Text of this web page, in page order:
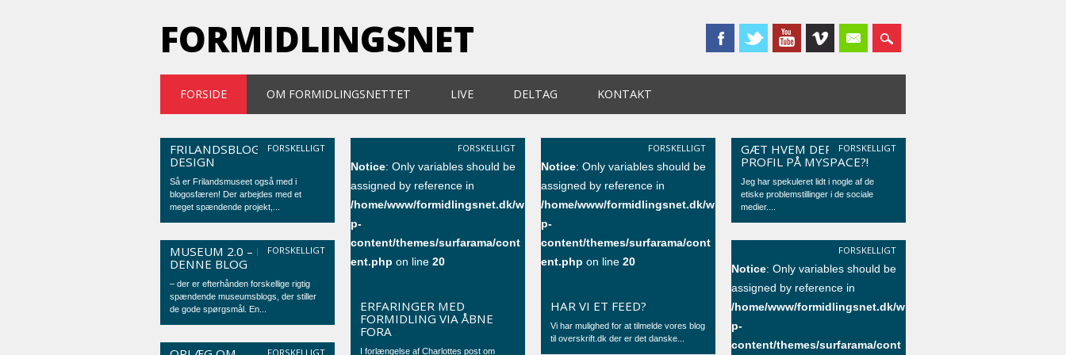
FORMIDLINGSNET
Main menu
FORSIDE OM FORMIDLINGSNETTET LIVE DELTAG KONTAKT
FORSKELLIGT
FRILANDSBLOG OM
DESIGN
Så er Frilandsmuseet også med i
blogosfæren! Der arbejdes med et
meget spændende projekt,...
Notice: Only variables should be
assigned by reference in
/home/www/formidlingsnet.dk/w
p-
content/themes/surfarama/cont
ent.php on line20
FORSKELLIGT
ERFARINGER MED
FORMIDLING VIA ÅBNE
FORA
I forlængelse af Charlottes post om
Notice: Only variables should be
assigned by reference in
/home/www/formidlingsnet.dk/w
p-
content/themes/surfarama/cont
ent.php on line20
FORSKELLIGT
HAR VI ET FEED?
Vi har mulighed for at tilmelde vores blog
til overskrift.dk der er det danske...
FORSKELLIGT
GÆT HVEM DER HAR
PROFIL PÅ MYSPACE?!
Jeg har spekuleret lidt i nogle af de
etiske problemstillinger i de sociale
medier....
FORSKELLIGT
MUSEUM 2.0 – KIG FORBI
DENNE BLOG
– der er efterhånden forskellige rigtig
spændende museumsblogs, der stiller
de gode spørgsmål. En...
Notice: Only variables should be
assigned by reference in
/home/www/formidlingsnet.dk/w
p-
content/themes/surfarama/cont
FORSKELLIGT
FORSKELLIGT